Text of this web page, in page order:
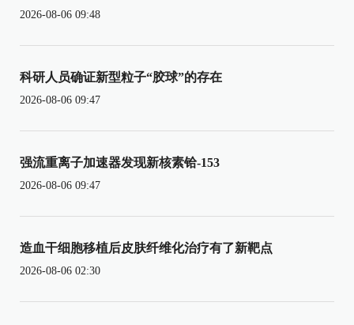
2026-08-06 09:48
科研人员确证新型粒子“胶球”的存在
2026-08-06 09:47
强流重离子加速器发现新核素铪-153
2026-08-06 09:47
造血干细胞移植后皮肤纤维化治疗有了新靶点
2026-08-06 02:30